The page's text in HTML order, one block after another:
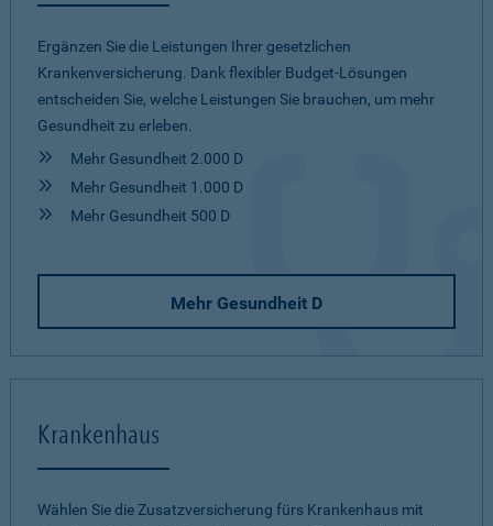
Ergänzen Sie die Leistungen Ihrer gesetzlichen
Krankenversicherung. Dank flexibler Budget-Lösungen
entscheiden Sie, welche Leistungen Sie brauchen, um mehr
Gesundheit zu erleben.
Mehr Gesundheit 2.000 D
Mehr Gesundheit 1.000 D
Mehr Gesundheit 500 D
Mehr Gesundheit D
Krankenhaus
Wählen Sie die Zusatzversicherung fürs Krankenhaus mit